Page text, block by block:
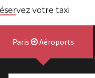
votre taxi
Paris Aéroports